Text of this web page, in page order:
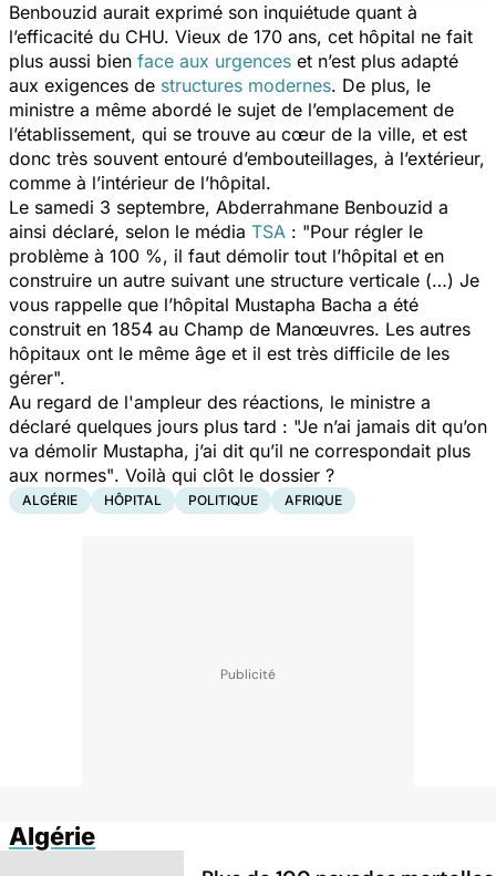
Benbouzid aurait exprimé son inquiétude quant à
l’efficacité du CHU. Vieux de 170 ans, cet hôpital ne fait
plus aussi bien face aux urgences et n’est plus adapté
aux exigences de structures modernes. De plus, le
ministre a même abordé le sujet de l’emplacement de
l’établissement, qui se trouve au cœur de la ville, et est
donc très souvent entouré d’embouteillages, à l’extérieur,
comme à l’intérieur de l’hôpital.
Le samedi 3 septembre, Abderrahmane Benbouzid a
ainsi déclaré, selon le média TSA : "Pour régler le
problème à 100 %, il faut démolir tout l’hôpital et en
construire un autre suivant une structure verticale (…) Je
vous rappelle que l’hôpital Mustapha Bacha a été
construit en 1854 au Champ de Manœuvres. Les autres
hôpitaux ont le même âge et il est très difficile de les
gérer".
Au regard de l'ampleur des réactions, le ministre a
déclaré quelques jours plus tard : "Je n’ai jamais dit qu’on
va démolir Mustapha, j’ai dit qu’il ne correspondait plus
aux normes". Voilà qui clôt le dossier ?
ALGÉRIE HÔPITAL POLITIQUE AFRIQUE
Algérie